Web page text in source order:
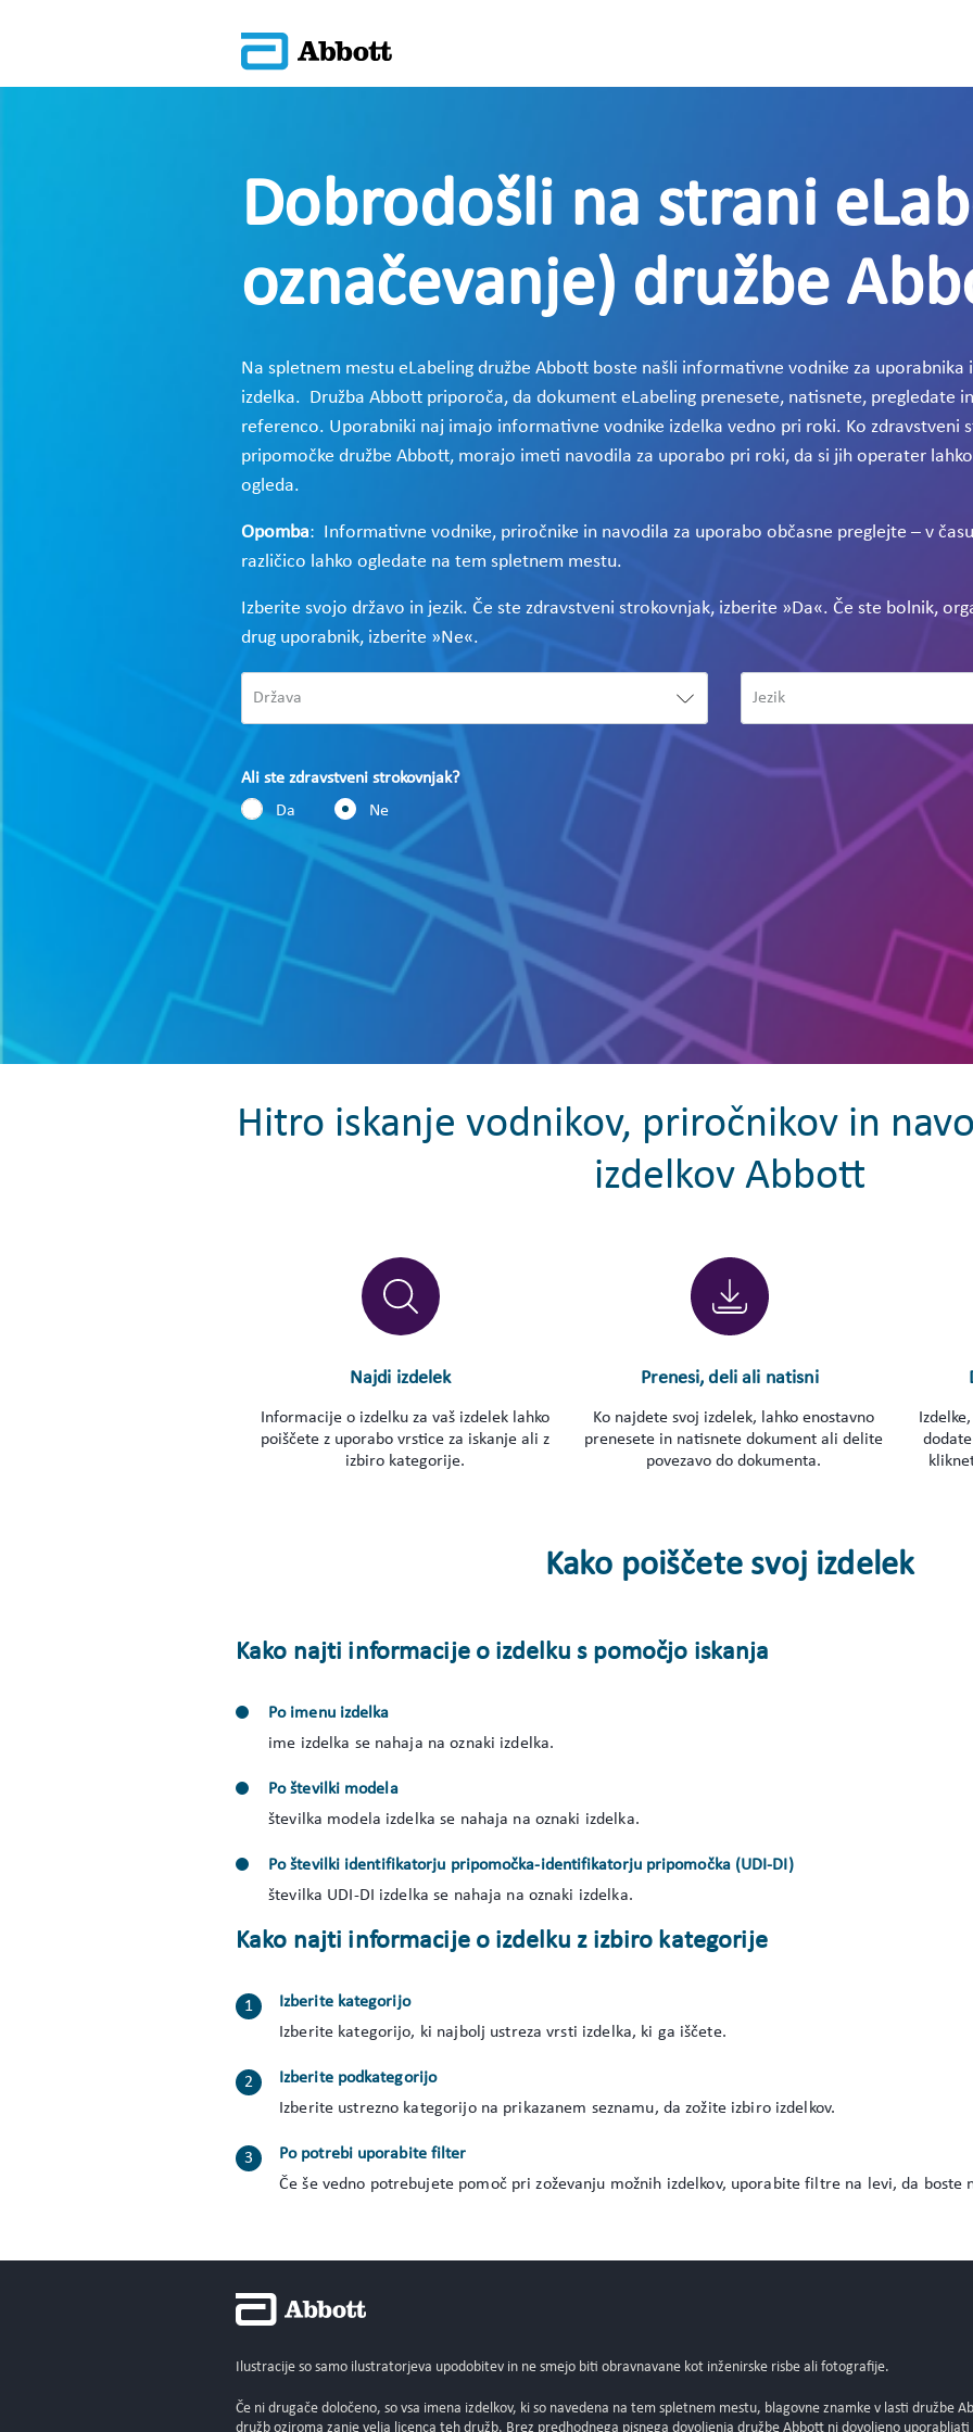
Dobrodošli na strani
označevanje) družbe
Na spletnem mestu eLabeling družbe Abbott boste našli informativne vodnike za uporabnika
izdelka. Družba Abbott priporoča, da dokument eLabeling prenesete, natisnete, pregledate
referenco. Uporabniki naj imajo informativne vodnike izdelka vedno pri roki. Ko zdravstveni
pripomočke družbe Abbott, morajo imeti navodila za uporabo pri roki, da si jih operater
ogleda.
Opomba: Informativne vodnike, priročnike in navodila za uporabo občasne preglejte – v
različico lahko ogledate na tem spletnem mestu.
Izberite svojo državo in jezik. Če ste zdravstveni strokovnjak, izberite »Da«. Če ste bolnik,
drug uporabnik, izberite »Ne«.
Ali ste zdravstveni strokovnjak?
Da
Ne
Hitro iskanje vodnikov, priročnikov in
izdelkov Abbott
Najdi izdelek
Informacije o izdelku za vaš izdelek lahko
poiščete z uporabo vrstice za iskanje ali z
izbiro kategorije.
Prenesi, deli ali natisni
Ko najdete svoj izdelek, lahko enostavno
prenesete in natisnete dokument ali delite
povezavo do dokumenta.
Kako poiščete svoj izdelek
Kako najti informacije o izdelku s pomočjo iskanja
Po imenu izdelka
ime izdelka se nahaja na oznaki izdelka.
Po številki modela
številka modela izdelka se nahaja na oznaki izdelka.
Po številki identifikatorju pripomočka-identifikatorju pripomočka (UDI-DI)
številka UDI-DI izdelka se nahaja na oznaki izdelka.
Kako najti informacije o izdelku z izbiro kategorije
Izberite kategorijo
Izberite kategorijo, ki najbolj ustreza vrsti izdelka, ki ga iščete.
Izberite podkategorijo
Izberite ustrezno kategorijo na prikazanem seznamu, da zožite izbiro izdelkov.
Po potrebi uporabite filter
Če še vedno potrebujete pomoč pri zoževanju možnih izdelkov, uporabite filtre na levi, da boste
Ilustracije so samo ilustratorjeva upodobitev in ne smejo biti obravnavane kot inženirske risbe ali fotografije.
Če ni drugače določeno, so vsa imena izdelkov, ki so navedena na tem spletnem mestu, blagovne znamke v lasti družbe
družb oziroma zanje velja licenca teh družb. Brez predhodnega pisnega dovoljenja družbe Abbott ni dovoljeno